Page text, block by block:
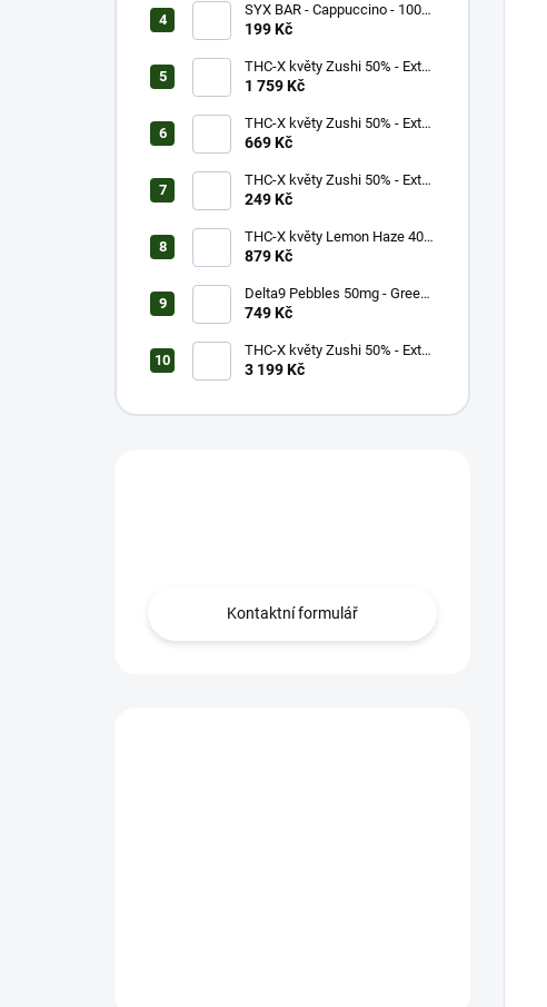
SYX BAR - Cappuccino - 1000
potáhnutí - 16,5mg
199 Kč
THC-X květy Zushi 50% - Extra
Strong (10g)
1 759 Kč
THC-X květy Zushi 50% - Extra
Strong (3g)
669 Kč
THC-X květy Zushi 50% - Extra
Strong (1g)
249 Kč
THC-X květy Lemon Haze 40%
(5g)
879 Kč
Delta9 Pebbles 50mg - Green
Apple (1 balení)
749 Kč
THC-X květy Zushi 50% - Extra
Strong (20g)
3 199 Kč
Kontaktní formulář